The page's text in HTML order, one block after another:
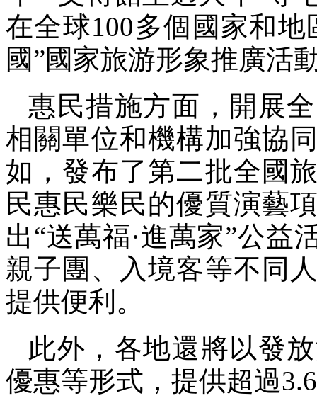
在全球100多個國家和
國”國家旅游形象推廣活
惠民措施方面，開展
相關單位和機構加強協
如，發布了第二批全國
民惠民樂民的優質演藝
出“送萬福·進萬家”公益
親子團、入境客等不同
提供便利。
此外，各地還將以發
優惠等形式，提供超過